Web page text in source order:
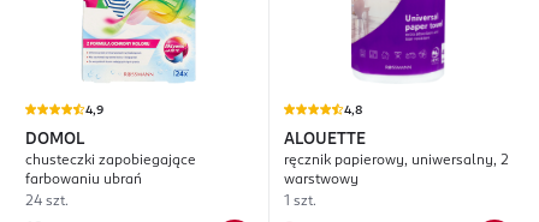
4,9
DOMOL
chusteczki zapobiegające
farbowaniu ubrań
24 szt.
4,8
ALOUETTE
ręcznik papierowy, uniwersalny, 2
warstwowy
1 szt.